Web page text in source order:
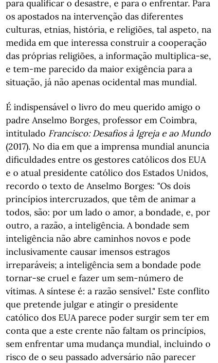
para qualificar o desastre, e para o enfrentar. Para
os apostados na intervenção das diferentes
culturas, etnias, história, e religiões, tal aspeto, na
medida em que interessa construir a cooperação
das próprias religiões, a informação multiplica-se,
e tem-me parecido da maior exigência para a
situação, já não apenas ocidental mas mundial.
É indispensável o livro do meu querido amigo o
padre Anselmo Borges, professor em Coimbra,
intitulado Francisco: Desafios à Igreja e ao Mundo
(2017). No dia em que a imprensa mundial anuncia
dificuldades entre os gestores católicos dos EUA
e o atual presidente católico dos Estados Unidos,
recordo o texto de Anselmo Borges: "Os dois
princípios intercruzados, que têm de animar a
todos, são: por um lado o amor, a bondade, e, por
outro, a razão, a inteligência. A bondade sem
inteligência não abre caminhos novos e pode
inclusivamente causar imensos estragos
irreparáveis; a inteligência sem a bondade pode
tornar-se cruel e fazer um sem-número de
vítimas. A síntese é: a razão sensível." Este conflito
que pretende julgar e atingir o presidente
católico dos EUA parece poder surgir sem ter em
conta que a este crente não faltam os princípios,
sem enfrentar uma mudança mundial, incluindo o
risco de o seu passado adversário não parecer